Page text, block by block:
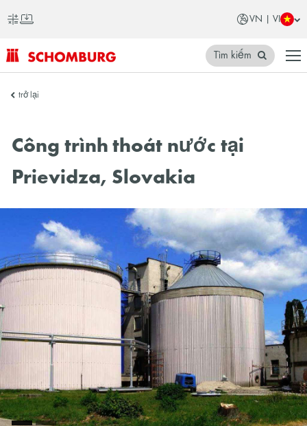
VN | VI
SCHOMBURG
Nam
Tìm kiếm
trở lại
Công trình thoát nước tại
Prievidza, Slovakia